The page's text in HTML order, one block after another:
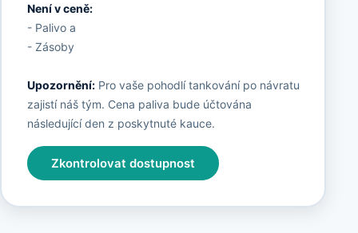
Není v ceně:
- Palivo a
- Zásoby
Upozornění:Pro vaše pohodlí tankování po návratu
zajistí náš tým. Cena paliva bude účtována
následující den z poskytnuté kauce.
Zkontrolovat dostupnost